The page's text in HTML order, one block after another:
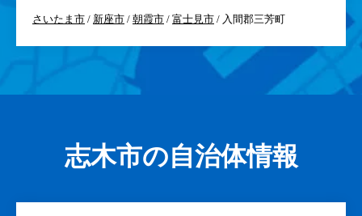
さいたま市 / 新座市 / 朝霞市 / 富士見市 / 入間郡三芳町
志木市の自治体情報